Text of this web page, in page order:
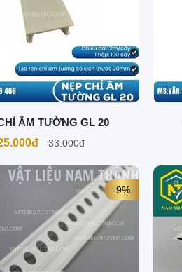
ÂM TƯỜNG GL 20
33.000đ
-9%